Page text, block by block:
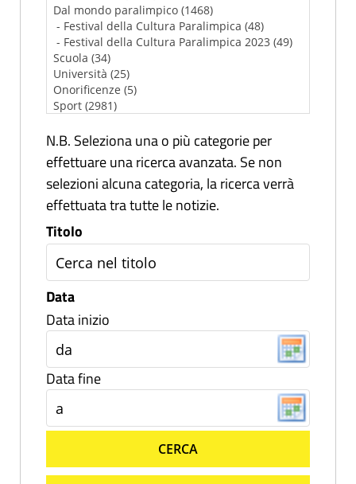
N.B. Seleziona una o più categorie per
effettuare una ricerca avanzata. Se non
selezioni alcuna categoria, la ricerca verrà
effettuata tra tutte le notizie.
Titolo
Data
Data inizio
Data fine
CERCA